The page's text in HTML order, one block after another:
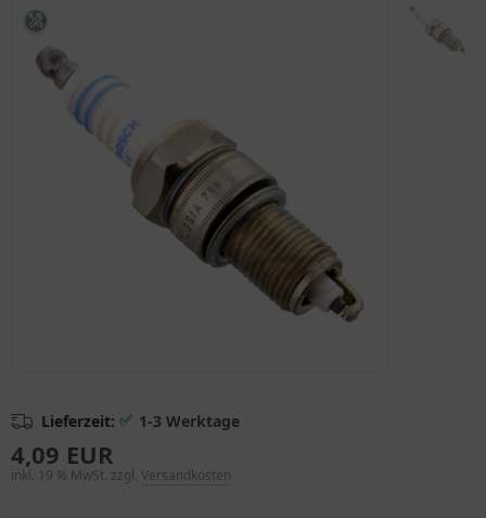
Lieferzeit: ✅ 1-3 Werktage
4,09 EUR
inkl. 19 % MwSt. zzgl. Versandkosten